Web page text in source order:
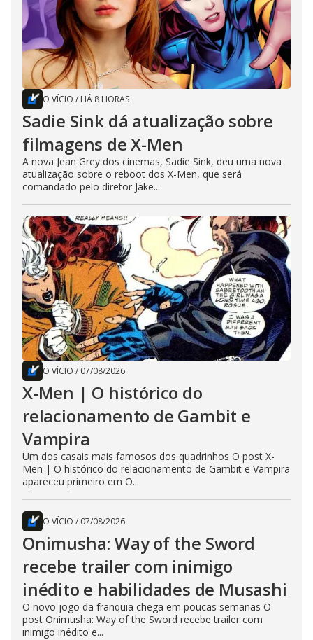
O VÍCIO / HÁ 8 HORAS
Sadie Sink dá atualização sobre
filmagens de X-Men
A nova Jean Grey dos cinemas, Sadie Sink, deu uma nova
atualização sobre o reboot dos X-Men, que será
comandado pelo diretor Jake...
O VÍCIO / 07/08/2026
X-Men | O histórico do
relacionamento de Gambit e
Vampira
Um dos casais mais famosos dos quadrinhos O post X-
Men | O histórico do relacionamento de Gambit e Vampira
apareceu primeiro em O...
O VÍCIO / 07/08/2026
Onimusha: Way of the Sword
recebe trailer com inimigo
inédito e habilidades de Musashi
O novo jogo da franquia chega em poucas semanas O
post Onimusha: Way of the Sword recebe trailer com
inimigo inédito e...